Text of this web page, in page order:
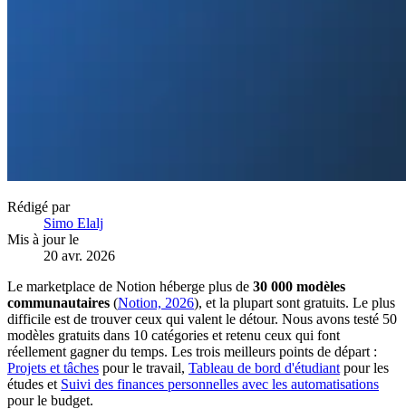
Rédigé par
Simo Elalj
Mis à jour le
20 avr. 2026
Le marketplace de Notion héberge plus de 30 000 modèles
communautaires (Notion, 2026), et la plupart sont gratuits. Le plus
difficile est de trouver ceux qui valent le détour. Nous avons testé 50
modèles gratuits dans 10 catégories et retenu ceux qui font
réellement gagner du temps. Les trois meilleurs points de départ :
Projets et tâches pour le travail, Tableau de bord d'étudiant pour les
études et Suivi des finances personnelles avec les automatisations
pour le budget.